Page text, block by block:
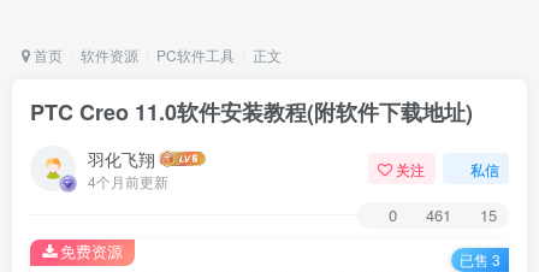
首页 软件资源 PC软件工具 正文
PTC Creo 11.0软件安装教程(附软件下载地址)
羽化飞翔
4个月前更新
关注 私信
0 461 15
免费资源 已售 3